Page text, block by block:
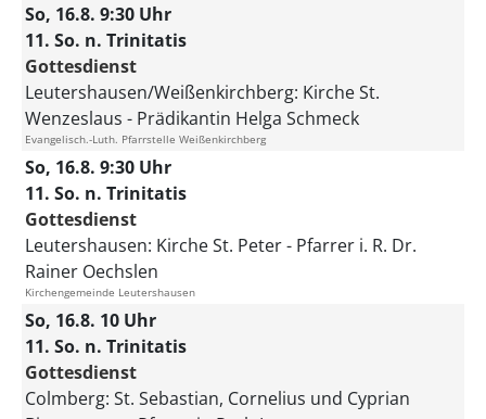
So, 16.8. 9:30 Uhr
11. So. n. Trinitatis
Gottesdienst
Leutershausen/Weißenkirchberg: Kirche St.
Wenzeslaus
Prädikantin Helga Schmeck
Evangelisch.-Luth. Pfarrstelle Weißenkirchberg
So, 16.8. 9:30 Uhr
11. So. n. Trinitatis
Gottesdienst
Leutershausen: Kirche St. Peter
Pfarrer i. R. Dr.
Rainer Oechslen
Kirchengemeinde Leutershausen
So, 16.8. 10 Uhr
11. So. n. Trinitatis
Gottesdienst
Colmberg: St. Sebastian, Cornelius und Cyprian